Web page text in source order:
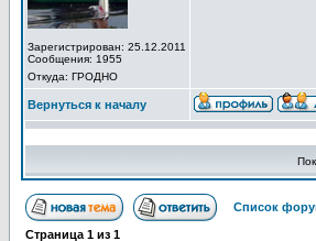
Зарегистрирован: 25.12.2011
Сообщения: 1955
Откуда: ГРОДНО
Вернуться к началу
Список
Страница 1 из 1